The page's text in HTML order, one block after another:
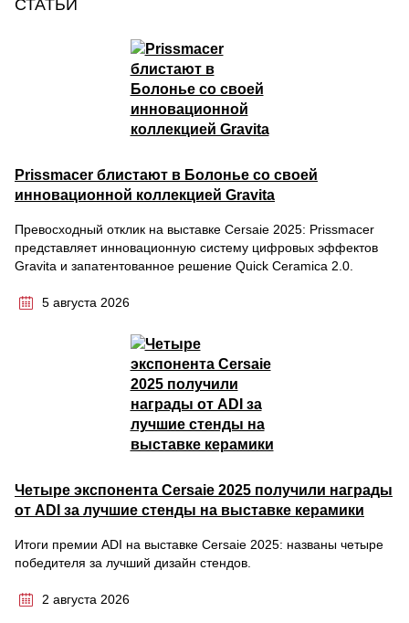
СТАТЬИ
Prissmacer блистают в Болонье со своей
инновационной коллекцией Gravita
Превосходный отклик на выставке Cersaie 2025: Prissmacer
представляет инновационную систему цифровых эффектов
Gravita и запатентованное решение Quick Ceramica 2.0.
5 августа 2026
Четыре экспонента Cersaie 2025 получили награды
от ADI за лучшие стенды на выставке керамики
Итоги премии ADI на выставке Cersaie 2025: названы четыре
победителя за лучший дизайн стендов.
2 августа 2026